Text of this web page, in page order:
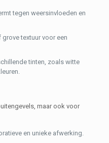
tegen weersinvloeden en
textuur voor een
tinten, zoals witte
maar ook voor
en unieke afwerking.